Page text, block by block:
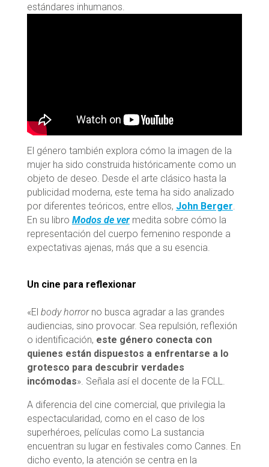
estándares inhumanos.
El género también explora cómo la imagen de la
mujer ha sido construida históricamente como un
objeto de deseo. Desde el arte clásico hasta la
publicidad moderna, este tema ha sido analizado
por diferentes teóricos, entre ellos, John Berger.
En su libro Modos de vermedita sobre cómo la
representación del cuerpo femenino responde a
expectativas ajenas, más que a su esencia.
Un cine para reflexionar
«El body horrorno busca agradar a las grandes
audiencias, sino provocar. Sea repulsión, reflexión
o identificación, este género conecta con
quienes están dispuestos a enfrentarse a lo
grotesco para descubrir verdades
incómodas». Señala así el docente de la FCLL.
A diferencia del cine comercial, que privilegia la
espectacularidad, como en el caso de los
superhéroes, películas como La sustancia
encuentran su lugar en festivales como Cannes. En
dicho evento, la atención se centra en la